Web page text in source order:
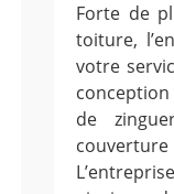
Forte de
toiture,
votre
de